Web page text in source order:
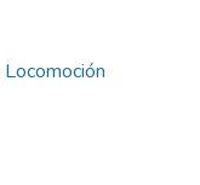
Locomoción